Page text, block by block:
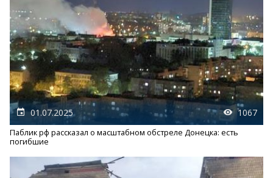
01.07.2025 1067
Паблик рф рассказал о масштабном обстреле Донецка: есть
погибшие